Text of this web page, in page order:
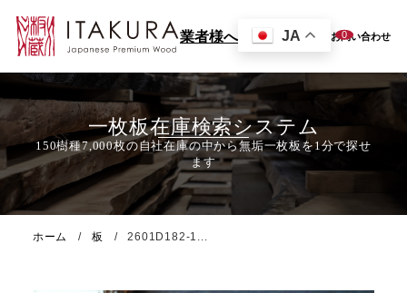
業者様へ JA 0
お問い合わせ
一枚板在庫検索システム
ホーム 板 2601D182-1...